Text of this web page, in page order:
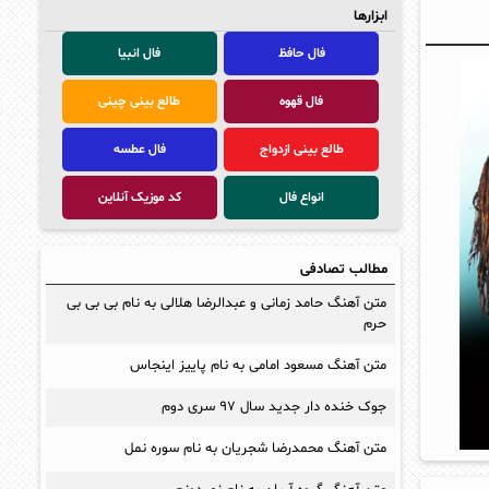
ابزارها
فال حافظ فال انبیا
فال قهوه طالع بینی چینی
طالع بینی ازدواج فال عطسه
انواع فال کد موزیک آنلاین
مطالب تصادفی
متن آهنگ حامد زمانی و عبدالرضا هلالی به نام بی بی بی
حرم
متن آهنگ مسعود امامی به نام پاییز اینجاس
جوک خنده دار جدید سال ۹۷ سری دوم
متن آهنگ محمدرضا شجريان به نام سوره نمل